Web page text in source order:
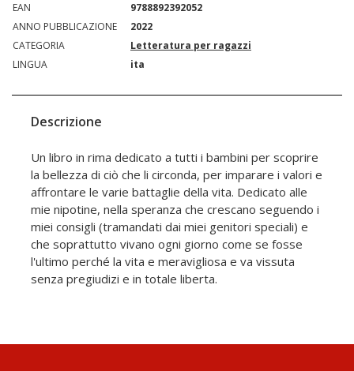
EAN
9788892392052
ANNO PUBBLICAZIONE
2022
CATEGORIA
Letteratura per ragazzi
LINGUA
ita
Descrizione
Un libro in rima dedicato a tutti i bambini per scoprire
la bellezza di ciò che li circonda, per imparare i valori e
affrontare le varie battaglie della vita. Dedicato alle
mie nipotine, nella speranza che crescano seguendo i
miei consigli (tramandati dai miei genitori speciali) e
che soprattutto vivano ogni giorno come se fosse
l'ultimo perché la vita e meravigliosa e va vissuta
senza pregiudizi e in totale liberta.